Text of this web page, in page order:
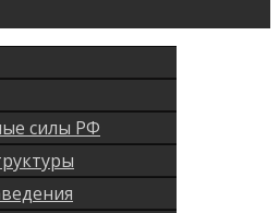
силы РФ